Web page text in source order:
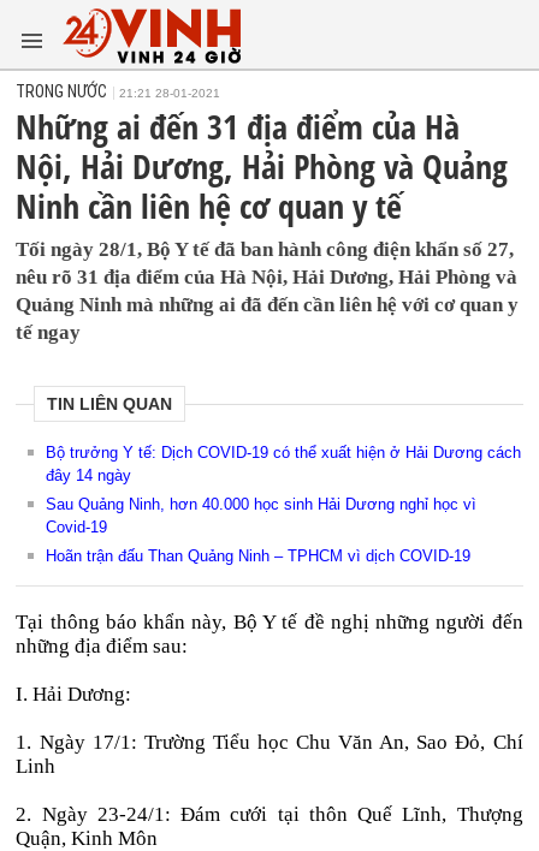
TRONG NƯỚC 21:21 28-01-2021
Những ai đến 31 địa điểm của Hà
Nội, Hải Dương, Hải Phòng và Quảng
Ninh cần liên hệ cơ quan y tế
Tối ngày 28/1, Bộ Y tế đã ban hành công điện khẩn số 27,
nêu rõ 31 địa điểm của Hà Nội, Hải Dương, Hải Phòng và
Quảng Ninh mà những ai đã đến cần liên hệ với cơ quan y
tế ngay
TIN LIÊN QUAN
Bộ trưởng Y tế: Dịch COVID-19 có thể xuất hiện ở Hải Dương cách
đây 14 ngày
Sau Quảng Ninh, hơn 40.000 học sinh Hải Dương nghỉ học vì
Covid-19
Hoãn trận đấu Than Quảng Ninh – TPHCM vì dịch COVID-19
Tại thông báo khẩn này, Bộ Y tế đề nghị những người đến
những địa điểm sau:
I. Hải Dương:
1. Ngày 17/1: Trường Tiểu học Chu Văn An, Sao Đỏ, Chí
Linh
2. Ngày 23-24/1: Đám cưới tại thôn Quế Lĩnh, Thượng
Quận, Kinh Môn